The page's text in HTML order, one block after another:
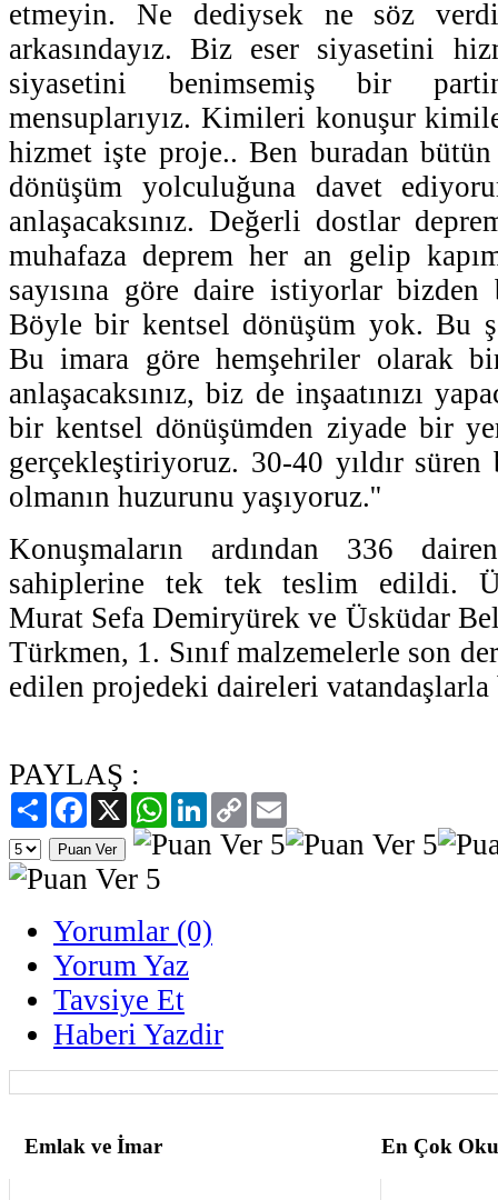
etmeyin. Ne dediysek ne söz
arkasındayız. Biz eser siyasetini
siyasetini benimsemiş bir
mensuplarıyız. Kimileri konuşur
hizmet işte proje.. Ben buradan
dönüşüm yolculuğuna davet
anlaşacaksınız. Değerli dostlar
muhafaza deprem her an gelip
sayısına göre daire istiyorlar
Böyle bir kentsel dönüşüm yok. Bu
Bu imara göre hemşehriler olarak
anlaşacaksınız, biz de inşaatınızı
bir kentsel dönüşümden ziyade bir
gerçekleştiriyoruz. 30-40 yıldır
olmanın huzurunu yaşıyoruz.''
Konuşmaların ardından 336
sahiplerine tek tek teslim edildi.
Murat Sefa Demiryürek ve Üsküdar
Türkmen, 1. Sınıf malzemelerle son
edilen projedeki daireleri
PAYLAŞ :
PaylaşFacebook
X WhatsAppLinkedIn
Copy
Link
Yorumlar (0)
Yorum Yaz
Tavsiye Et
Haberi Yazdir
Emlak ve İmar En Çok